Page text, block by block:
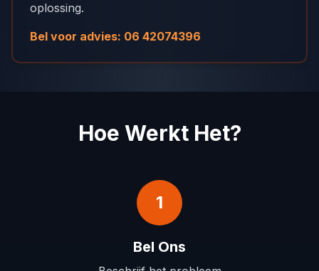
oplossing.
Bel voor advies: 06 42074396
Hoe Werkt Het?
1
Bel Ons